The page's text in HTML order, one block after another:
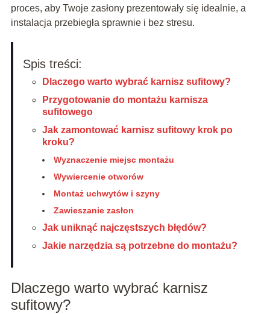
proces, aby Twoje zasłony prezentowały się idealnie, a
instalacja przebiegła sprawnie i bez stresu.
Spis treści:
Dlaczego warto wybrać karnisz sufitowy?
Przygotowanie do montażu karnisza
sufitowego
Jak zamontować karnisz sufitowy krok po
kroku?
Wyznaczenie miejsc montażu
Wywiercenie otworów
Montaż uchwytów i szyny
Zawieszanie zasłon
Jak uniknąć najczęstszych błędów?
Jakie narzędzia są potrzebne do montażu?
Dlaczego warto wybrać karnisz
sufitowy?